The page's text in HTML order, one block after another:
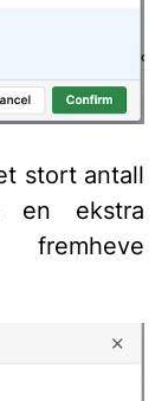
stort antall
en ekstra